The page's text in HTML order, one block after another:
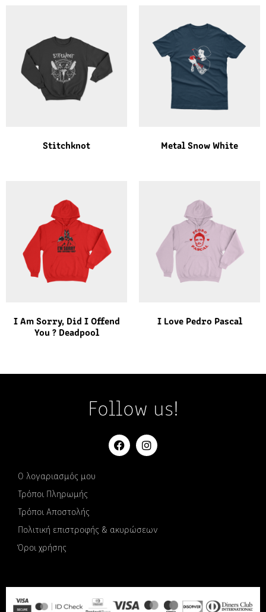
Stitchknot Metal Snow White
I Am Sorry, Did I Offend
You ? Deadpool
I Love Pedro Pascal
Follow us!
Ο λογαριασμός μου
Τρόποι Πληρωμής
Τρόποι Αποστολής
Πολιτική επιστροφής & ακυρώσεων
Όροι χρήσης